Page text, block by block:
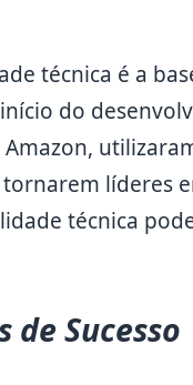
técnica é a
do
líderes
técnica
de Sucesso